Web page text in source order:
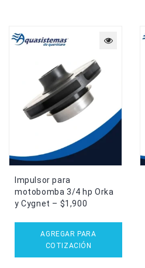
Impulsor para
motobomba 3/4 hp Orka
y Cygnet – $1,900
AGREGAR PARA
COTIZACIÓN